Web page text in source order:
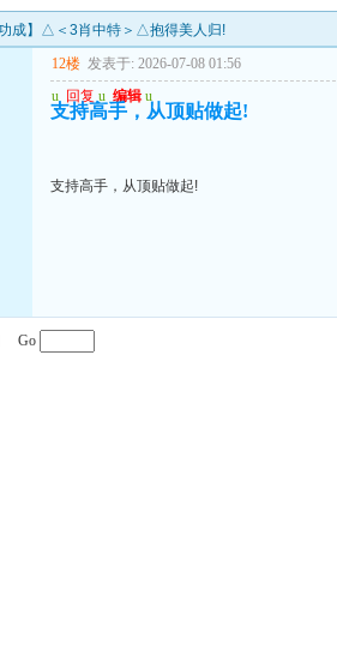
成】△＜3肖中特＞△抱得美人归!
12楼 发表于: 2026-07-08 01:56
u 回复 u 编辑 u
支持高手，从顶贴做起!
支持高手，从顶贴做起!
Go